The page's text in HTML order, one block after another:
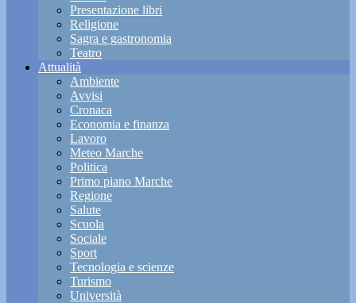
Presentazione libri
Religione
Sagra e gastronomia
Teatro
Attualità
Ambiente
Avvisi
Cronaca
Economia e finanza
Lavoro
Meteo Marche
Politica
Primo piano Marche
Regione
Salute
Scuola
Sociale
Sport
Tecnologia e scienze
Turismo
Università